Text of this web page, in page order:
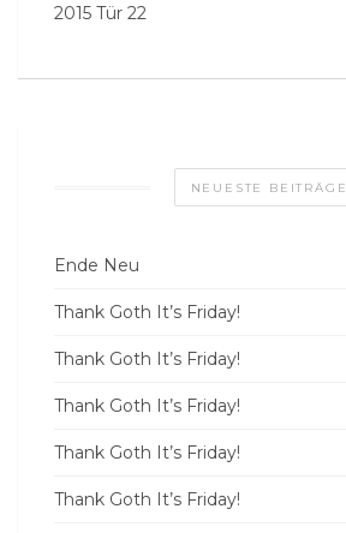
2015 Tür 22
NEUESTE BEITRÄGE
Ende Neu
Thank Goth It’s Friday!
Thank Goth It’s Friday!
Thank Goth It’s Friday!
Thank Goth It’s Friday!
Thank Goth It’s Friday!